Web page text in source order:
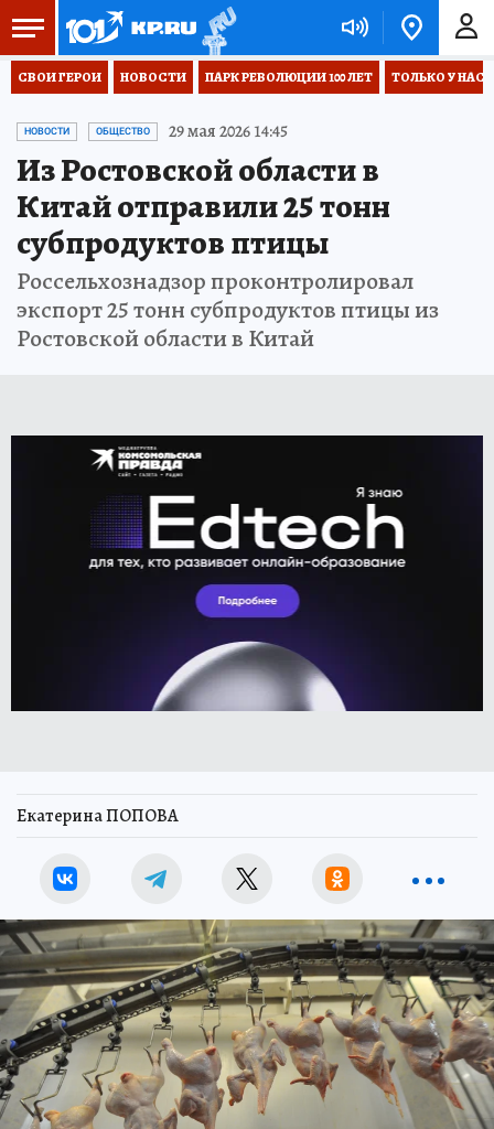
СВОИ ГЕРОИ НОВОСТИ ПАРК РЕВОЛЮЦИИ 100 ЛЕТ ТОЛЬКО У НАС
НОВОСТИ ОБЩЕСТВО 29 мая 2026 14:45
Из Ростовской области в
Китай отправили 25 тонн
субпродуктов птицы
Россельхознадзор проконтролировал
экспорт 25 тонн субпродуктов птицы из
Ростовской области в Китай
Екатерина ПОПОВА